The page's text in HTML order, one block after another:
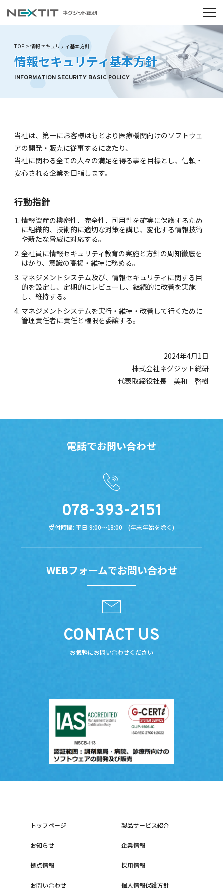
TOP
製品サービス紹介
お知らせ
企業情報
拠点情報
採用情報
お問い合わせ
TOP 情報セキュリティ基本方針
情報セキュリティ基本方針
INFORMATION SECURITY BASIC POLICY
当社は、第一にお客様はもとより医療機関向けのソフトウェ
アの開発・販売に従事するにあたり、
当社に関わる全ての人々の満足を得る事を目標とし、信頼・
安心される企業を目指します。
行動指針
情報資産の機密性、完全性、可用性を確実に保護するため
に組織的、技術的に適切な対策を講じ、変化する情報技術
や新たな脅威に対応する。
全社員に情報セキュリティ教育の実施と方針の周知徹底を
はかり、意識の高揚・維持に務める。
マネジメントシステム及び、情報セキュリティに関する目
的を設定し、定期的にレビューし、継続的に改善を実施
し、維持する。
マネジメントシステムを実行・維持・改善して行くために
管理責任者に責任と権限を委譲する。
2024年4月1日
株式会社ネグジット総研
代表取締役社長 美和 啓樹
電話でお問い合わせ
078-393-2151
受付時間: 平日 9:00～18:00 (年末年始を除く)
WEBフォームでお問い合わせ
CONTACT US
お気軽にお問い合わせください
トップページ 製品サービス紹介
お知らせ 企業情報
拠点情報 採用情報
お問い合わせ 個人情報保護方針